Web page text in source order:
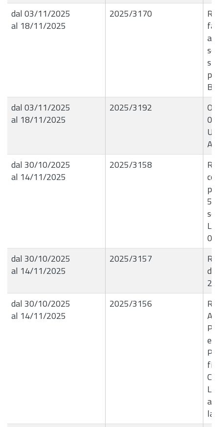
dal 03/11/2025
al 18/11/2025
2025/3170
srl
dal 03/11/2025
al 18/11/2025
2025/3192
dal 30/10/2025
al 14/11/2025
2025/3158
5
dal 30/10/2025
al 14/11/2025
2025/3157
dal 30/10/2025
al 14/11/2025
2025/3156